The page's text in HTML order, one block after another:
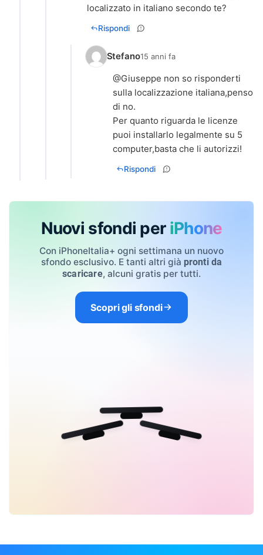
localizzato in italiano secondo te?
Rispondi
Stefano15 anni fa
@Giuseppe non so risponderti
sulla localizzazione italiana,penso
di no.
Per quanto riguarda le licenze
puoi installarlo legalmente su 5
computer,basta che li autorizzi!
Rispondi
Nuovi sfondi per iPhone
Con iPhoneItalia+ ogni settimana un nuovo
sfondo esclusivo. E tanti altri già pronti da
scaricare, alcuni gratis per tutti.
Scopri gli sfondi